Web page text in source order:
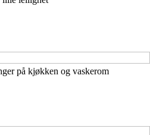
på kjøkken og vaskerom